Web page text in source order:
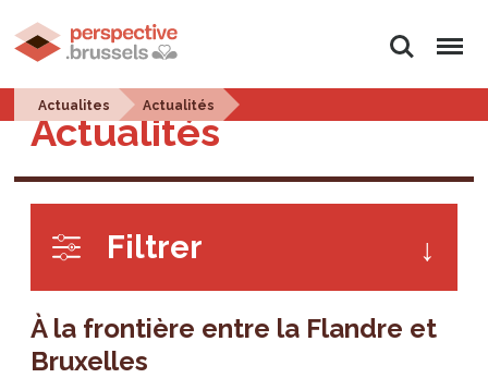
Rechercher
Menu
Actualites Actualités
Actualités
Filtrer
À la frontière entre la Flandre et
Bruxelles